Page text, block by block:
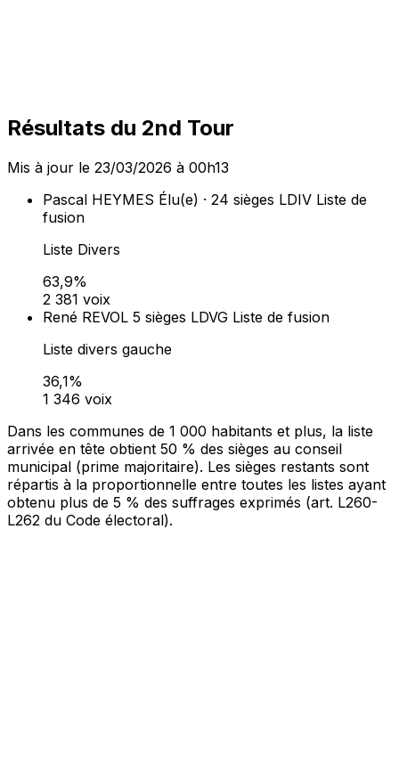
Résultats du 2nd Tour
Mis à jour le 23/03/2026 à 00h13
Pascal HEYMES Élu(e) · 24 sièges LDIV Liste de
fusion
Liste Divers
63,9%
2 381 voix
René REVOL 5 sièges LDVG Liste de fusion
Liste divers gauche
36,1%
1 346 voix
Dans les communes de 1 000 habitants et plus, la liste
arrivée en tête obtient 50 % des sièges au conseil
municipal (prime majoritaire). Les sièges restants sont
répartis à la proportionnelle entre toutes les listes ayant
obtenu plus de 5 % des suffrages exprimés (art. L260-
L262 du Code électoral).